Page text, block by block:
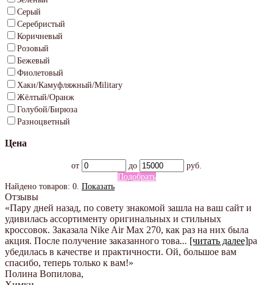
Серый
Серебристый
Коричневый
Розовый
Бежевый
Фиолетовый
Хаки/Камуфляжный/Military
Жёлтый/Оранж
Голубой/Бирюза
Разноцветный
Цена
от до
руб.
Подобрать
Найдено товаров: 0. Показать
Отзывы
«Пару дней назад, по совету знакомой зашла на ваш сайт и
удивилась ассортименту оригинальных и стильных
кроссовок. Заказала Nike Air Max 270, как раз на них была
акция. После получение заказанного това... [читать далее]ра
убедилась в качестве и практичности. Ой, большое вам
спасибо, теперь только к вам!»
Полина Вопилова,